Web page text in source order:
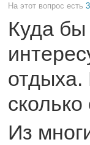
На этот вопрос есть
Куда бы
отдыха.
Из